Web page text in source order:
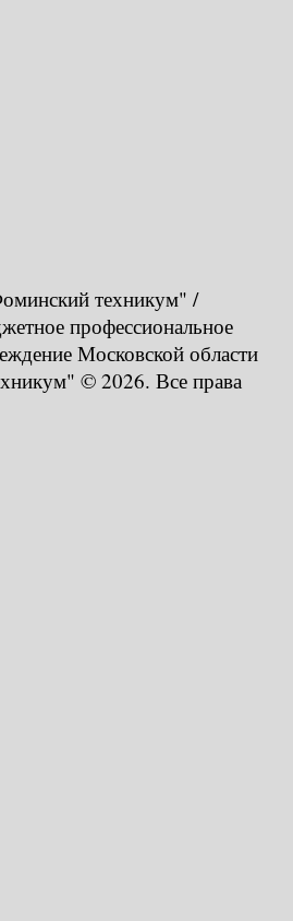
техникум" /
профессиональное
Московской области
© 2026. Все права